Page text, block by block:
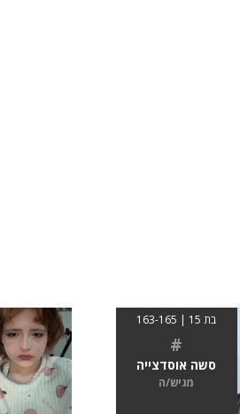
בת 15 | 163-165
#
סשה אוסדצייה
מגיש/ה